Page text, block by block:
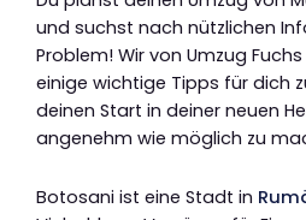
und suchst nach nützlichen
Problem! Wir von Umzug
einige wichtige Tipps für dich
deinen Start in deiner neuen
angenehm wie möglich zu
Botosani ist eine Stadt in